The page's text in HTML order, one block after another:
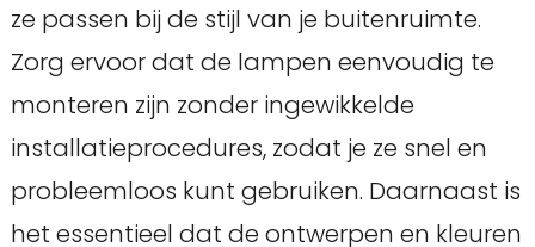
ze passen bij de stijl van je buitenruimte.
Zorg ervoor dat de lampen eenvoudig te
monteren zijn zonder ingewikkelde
installatieprocedures, zodat je ze snel en
probleemloos kunt gebruiken. Daarnaast is
het essentieel dat de ontwerpen en kleuren